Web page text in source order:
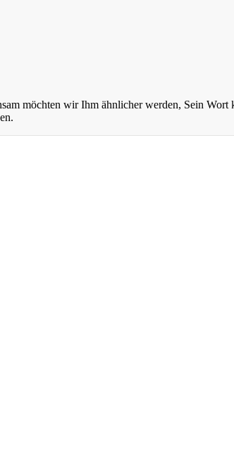
möchten wir Ihm ähnlicher werden, Sein Wort